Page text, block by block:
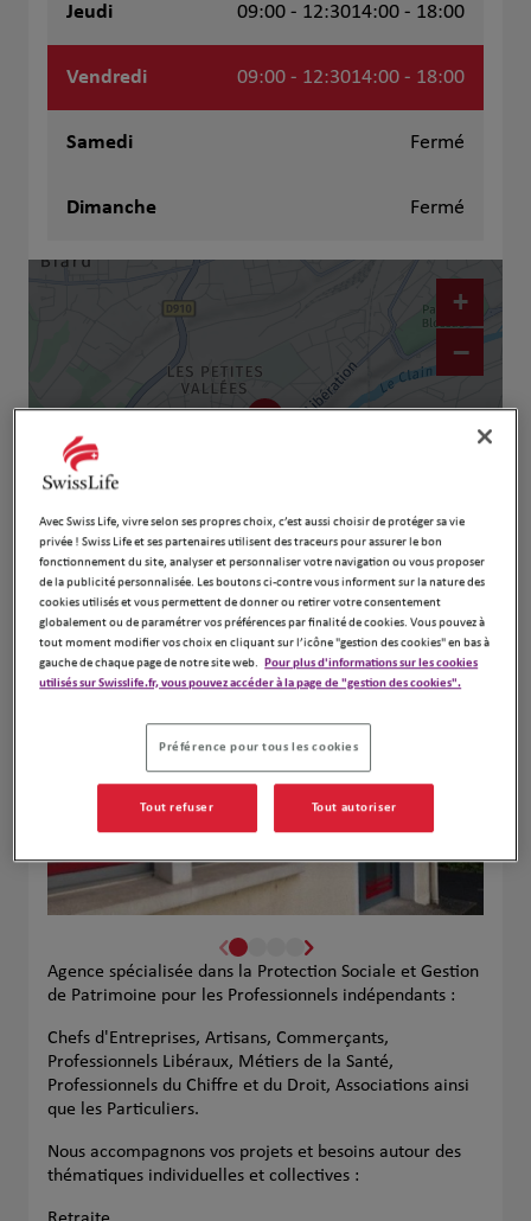
Jeudi 09:00 - 12:3014:00 - 18:00
Vendredi 09:00 - 12:3014:00 - 18:00
Samedi Fermé
Dimanche Fermé
+
−
Leaflet| Map ©2026HERE
Naviguer Itinéraire
Agence spécialisée dans la Protection Sociale et Gestion
de Patrimoine pour les Professionnels indépendants :
Chefs d'Entreprises, Artisans, Commerçants,
Professionnels Libéraux, Métiers de la Santé,
Professionnels du Chiffre et du Droit, Associations ainsi
que les Particuliers.
Nous accompagnons vos projets et besoins autour des
thématiques individuelles et collectives :
Avec Swiss Life, vivre selon ses propres choix, c’est aussi choisir de protéger sa vie
privée ! Swiss Life et ses partenaires utilisent des traceurs pour assurer le bon
fonctionnement du site, analyser et personnaliser votre navigation ou vous proposer
de la publicité personnalisée. Les boutons ci-contre vous informent sur la nature des
cookies utilisés et vous permettent de donner ou retirer votre consentement
globalement ou de paramétrer vos préférences par finalité de cookies. Vous pouvez à
tout moment modifier vos choix en cliquant sur l’icône "gestion des cookies" en bas à
gauche de chaque page de notre site web. Pour plus d'informations sur les cookies
utilisés sur Swisslife.fr, vous pouvez accéder à la page de "gestion des cookies".
Préférence pour tous les cookies
Tout refuser Tout autoriser